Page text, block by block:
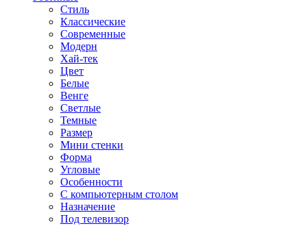
Стиль
Классические
Современные
Модерн
Хай-тек
Цвет
Белые
Венге
Светлые
Темные
Размер
Мини стенки
Форма
Угловые
Особенности
С компьютерным столом
Назначение
Под телевизор